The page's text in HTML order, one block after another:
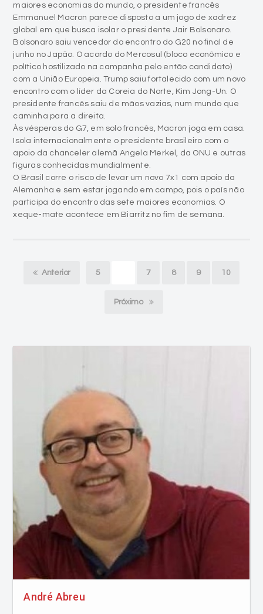
maiores economias do mundo, o presidente francês
Emmanuel Macron parece disposto a um jogo de xadrez
global em que busca isolar o presidente Jair Bolsonaro.
Bolsonaro saiu vencedor do encontro do G20 no final de
junho no Japão. O acordo do Mercosul (bloco econômico e
político hostilizado na campanha pelo então candidato)
com a União Europeia. Trump saiu fortalecido com um novo
encontro com o líder da Coreia do Norte, Kim Jong-Un. O
presidente francês saiu de mãos vazias, num mundo que
caminha para a direita.
Às vésperas do G7, em solo francês, Macron joga em casa.
Isola internacionalmente o presidente brasileiro com o
apoio da chanceler alemã Angela Merkel, da ONU e outras
figuras conhecidas mundialmente.
O Brasil corre o risco de levar um novo 7x1 com apoio da
Alemanha e sem estar jogando em campo, pois o país não
participa do encontro das sete maiores economias. O
xeque-mate acontece em Biarritz no fim de semana.
Anterior 5 7 8 9 10
Próximo
André Abreu